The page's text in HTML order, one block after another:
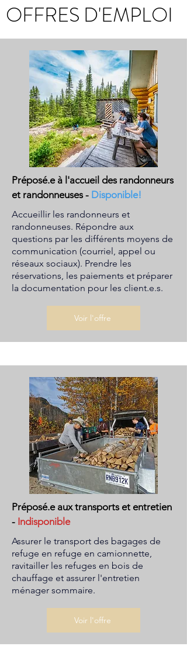
OFFRES D'EMPLOI
Préposé.e à l'accueil des randonneurs
et randonneuses - Disponible!
Accueillir les randonneurs et
randonneuses. Répondre aux
questions par les différents moyens de
communication (courriel, appel ou
réseaux sociaux). Prendre les
réservations, les paiements et préparer
la documentation pour les client.e.s.
Voir l'offre
Préposé.e aux transports et entretien
- Indisponible
Assurer le transport des bagages de
refuge en refuge en camionnette,
ravitailler les refuges en bois de
chauffage et assurer l'entretien
ménager sommaire.
Voir l'offre